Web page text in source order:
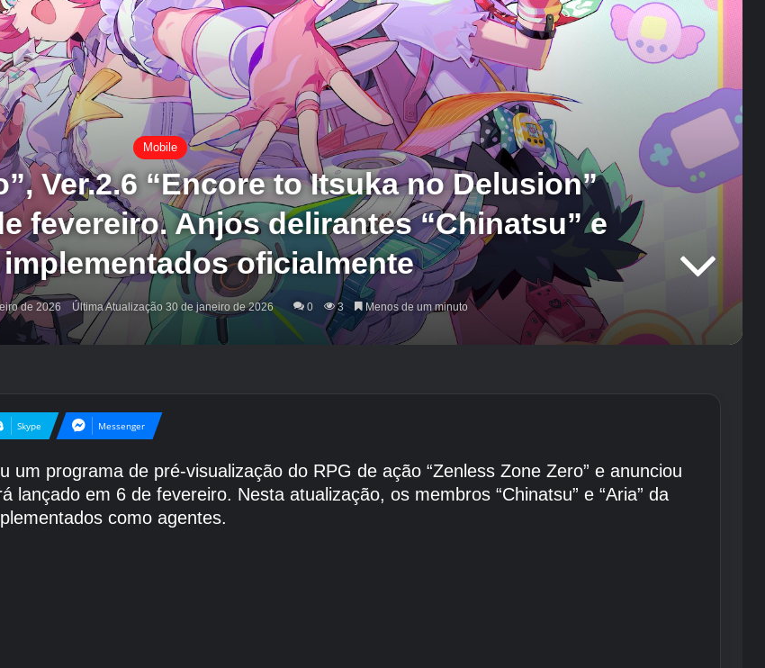
Mobile
Ver.2.6 “Encore to Itsuka no Delusion”
fevereiro. Anjos delirantes “Chinatsu” e
implementados oficialmente
de 2026 Última Atualização 30 de janeiro de 2026 0 3 Menos de um minuto
Skype Messenger
um programa de pré-visualização do RPG de ação “Zenless Zone Zero” e anunciou
lançado em 6 de fevereiro. Nesta atualização, os membros “Chinatsu” e “Aria” da
como agentes.